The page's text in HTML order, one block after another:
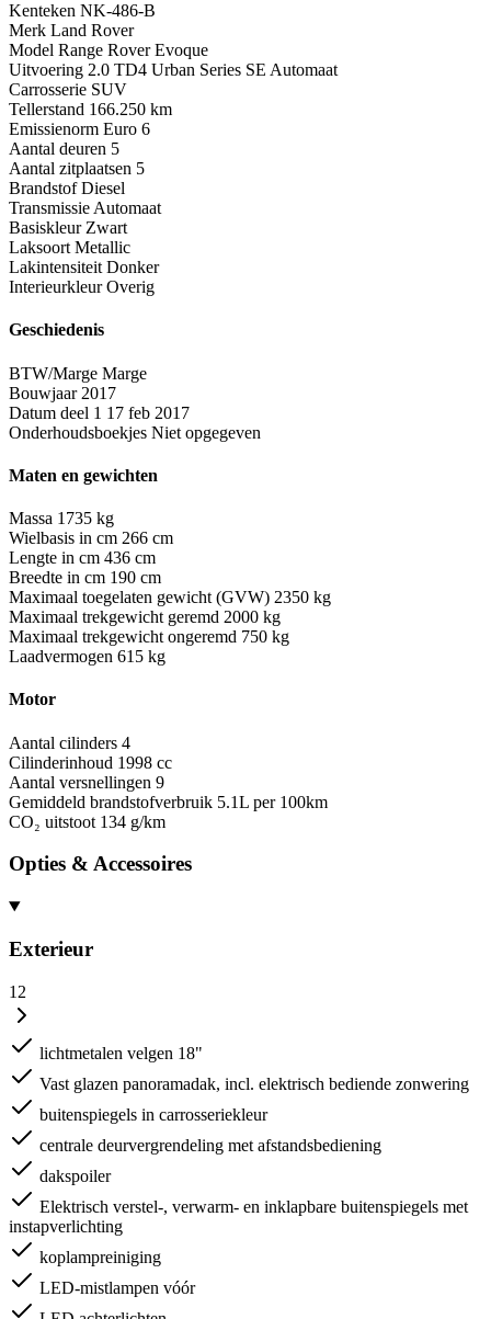
Kenteken NK-486-B
Merk Land Rover
Model Range Rover Evoque
Uitvoering 2.0 TD4 Urban Series SE Automaat
Carrosserie SUV
Tellerstand 166.250 km
Emissienorm Euro 6
Aantal deuren 5
Aantal zitplaatsen 5
Brandstof Diesel
Transmissie Automaat
Basiskleur Zwart
Laksoort Metallic
Lakintensiteit Donker
Interieurkleur Overig
Geschiedenis
BTW/Marge Marge
Bouwjaar 2017
Datum deel 1 17 feb 2017
Onderhoudsboekjes Niet opgegeven
Maten en gewichten
Massa 1735 kg
Wielbasis in cm 266 cm
Lengte in cm 436 cm
Breedte in cm 190 cm
Maximaal toegelaten gewicht (GVW) 2350 kg
Maximaal trekgewicht geremd 2000 kg
Maximaal trekgewicht ongeremd 750 kg
Laadvermogen 615 kg
Motor
Aantal cilinders 4
Cilinderinhoud 1998 cc
Aantal versnellingen 9
Gemiddeld brandstofverbruik 5.1L per 100km
CO₂ uitstoot 134 g/km
Opties & Accessoires
Exterieur
12
lichtmetalen velgen 18"
Vast glazen panoramadak, incl. elektrisch bediende zonwering
buitenspiegels in carrosseriekleur
centrale deurvergrendeling met afstandsbediening
dakspoiler
Elektrisch verstel-, verwarm- en inklapbare buitenspiegels met
instapverlichting
koplampreiniging
LED-mistlampen vóór